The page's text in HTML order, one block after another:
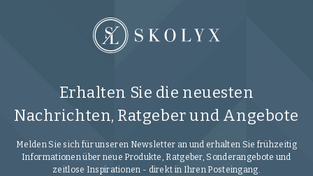
Erhalten Sie die neuesten
Nachrichten, Ratgeber und Angebote
Melden Sie sich für unseren Newsletter an und erhalten Sie frühzeitig
Informationen über neue Produkte, Ratgeber, Sonderangebote und
zeitlose Inspirationen - direkt in Ihren Posteingang.